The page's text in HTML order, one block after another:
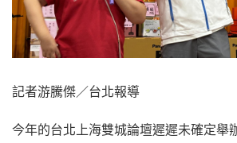
記者游騰傑／台北報導
今年的台北上海雙城論壇遲遲未確定舉